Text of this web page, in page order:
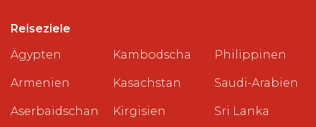
Reiseziele
Ägypten
Armenien
Aserbaidschan
Kambodscha
Kasachstan
Kirgisien
Philippinen
Saudi-Arabien
Sri Lanka